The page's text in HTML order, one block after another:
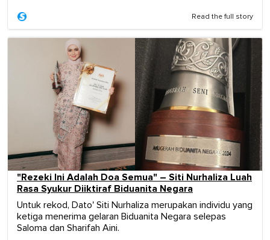
Read the full story
"Rezeki Ini Adalah Doa Semua" – Siti Nurhaliza Luah
Rasa Syukur Diiktiraf Biduanita Negara
Untuk rekod, Dato' Siti Nurhaliza merupakan individu yang
ketiga menerima gelaran Biduanita Negara selepas
Saloma dan Sharifah Aini.